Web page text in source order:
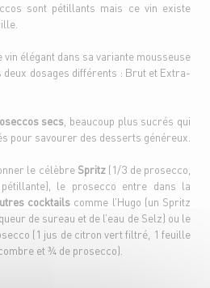
sont pétillants mais ce vin existe
élégant dans sa variante mousseuse
deux dosages différents : Brut et Extra-
secs , beaucoup plus sucrés qui
pour savourer des desserts généreux.
le célèbreSpritz(1/3 de prosecco,
le prosecco entre dans la
cocktails comme l’Hugo (un Spritz
de sureau et de l’eau de Selz) ou le
(1 jus de citron vert filtré, 1 feuille
et ¾ de prosecco).